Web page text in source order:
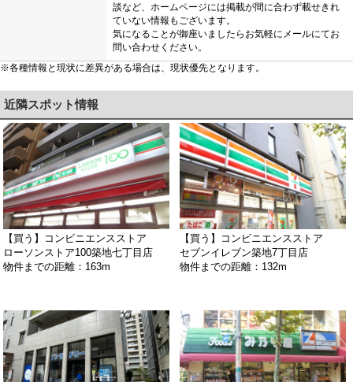
談など、ホームページには掲載が間に合わず載せきれ
ていない情報もございます。
気になることが御座いましたらお気軽にメールにてお
問い合わせください。
※各種情報と現状に差異がある場合は、現状優先となります。
近隣スポット情報
【買う】コンビニエンスストア
ローソンストア100築地七丁目店
物件までの距離：163m
【買う】コンビニエンスストア
セブンイレブン築地7丁目店
物件までの距離：132m